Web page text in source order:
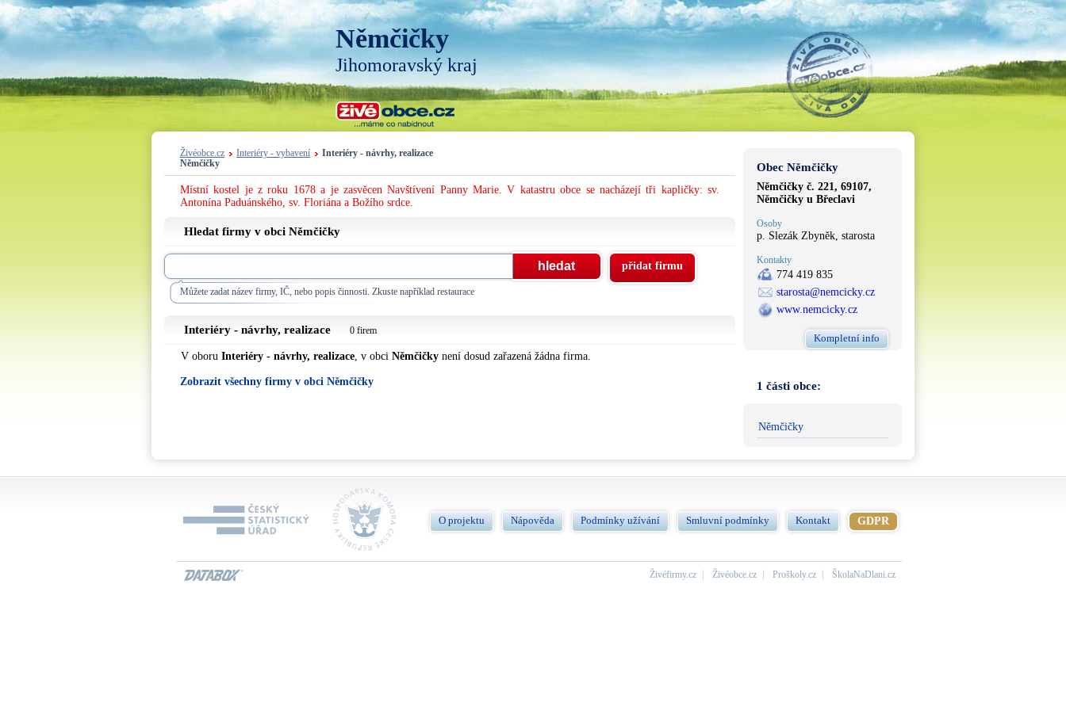
Němčičky
Jihomoravský kraj
Živéobce.cz Interiéry - vybavení
Interiéry - návrhy, realizace
Němčičky
Místní kostel je z roku 1678 a je zasvěcen Navštívení Panny Marie. V katastru obce se nacházejí tři kapličky: sv.
Antonína Paduánského, sv. Floriána a Božího srdce.
Hledat firmy v obci Němčičky
Můžete zadat název firmy, IČ, nebo popis činnosti. Zkuste například restaurace
přidat firmu
Interiéry - návrhy, realizace 0 firem
V oboru Interiéry - návrhy, realizace, v obci Němčičky není dosud zařazená žádna firma.
Zobrazit všechny firmy v obci Němčičky
Obec Němčičky
Němčičky č. 221, 69107,
Němčičky u Břeclavi
Osoby
p. Slezák Zbyněk, starosta
Kontakty
774 419 835
starosta@nemcicky.cz
www.nemcicky.cz
Kompletní info
1 části obce:
Němčičky
O projektu Nápověda Podmínky užívání Smluvní podmínky Kontakt GDPR
Živéfirmy.cz Živéobce.cz Proškoly.cz ŠkolaNaDlani.cz